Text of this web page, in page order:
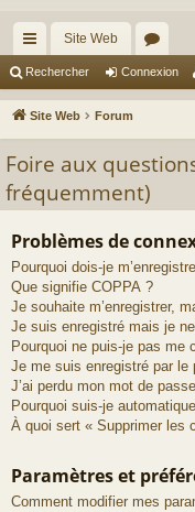
cc
ès
ra
pi
de
Site Web
or
u
m
s
Rechercher Connexion
Site Web Forum
Foire aux
fréquemment)
Problèmes de
Pourquoi dois-je
Que signifie COPPA ?
Je souhaite m’enregistrer,
Je suis enregistré mais je
Pourquoi ne puis-je pas me
Je me suis enregistré par
J’ai perdu mon mot de
Pourquoi suis-je
À quoi sert « Supprimer les
Paramètres et
Comment modifier mes